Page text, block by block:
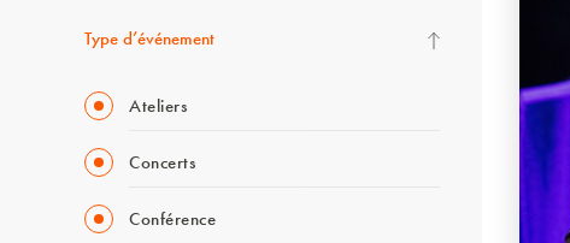
Type d’événement
Ateliers
Concerts
Conférence